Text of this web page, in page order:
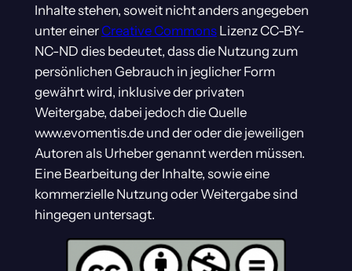
Inhalte stehen, soweit nicht anders angegeben
unter einer Creative CommonsLizenz CC-BY-
NC-ND dies bedeutet, dass die Nutzung zum
persönlichen Gebrauch in jeglicher Form
gewährt wird, inklusive der privaten
Weitergabe, dabei jedoch die Quelle
www.evomentis.de und der oder die jeweiligen
Autoren als Urheber genannt werden müssen.
Eine Bearbeitung der Inhalte, sowie eine
kommerzielle Nutzung oder Weitergabe sind
hingegen untersagt.